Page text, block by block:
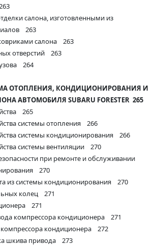
салона, изготовленными из
263
салона 263
отверстий 263
264
ОТОПЛЕНИЯ, КОНДИЦИОНИРОВАНИЯ И
АВТОМОБИЛЯ SUBARU FORESTER 265
265
системы отопления 266
системы кондиционирования 266
системы вентиляции 270
при ремонте и обслуживании
270
из системы кондиционирования 270
колец 271
271
компрессора кондиционера 271
компрессора кондиционера 272
шкива привода 273